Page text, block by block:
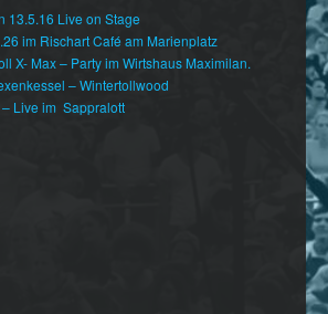
13.5.16 Live on Stage
im Rischart Café am Marienplatz
X- Max – Party im Wirtshaus Maximilan.
– Wintertollwood
– Live im Sappralott